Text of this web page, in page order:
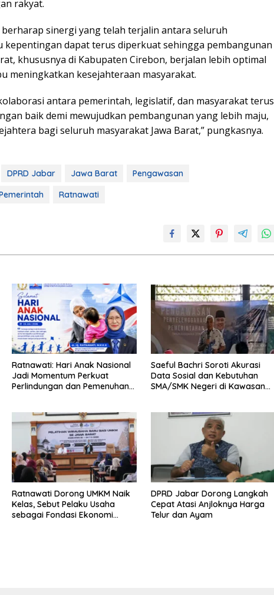
rakyat.
berharap sinergi yang telah terjalin antara seluruh
kepentingan dapat terus diperkuat sehingga pembangunan
khususnya di Kabupaten Cirebon, berjalan lebih optimal
meningkatkan kesejahteraan masyarakat.
antara pemerintah, legislatif, dan masyarakat terus
baik demi mewujudkan pembangunan yang lebih maju,
bagi seluruh masyarakat Jawa Barat,” pungkasnya.
DPRD Jabar Jawa Barat
Pengawasan
Ratnawati
Ratnawati: Hari Anak Nasional
Jadi Momentum Perkuat
Perlindungan dan Pemenuhan
Saeful Bachri Soroti Akurasi
Data Sosial dan Kebutuhan
SMA/SMK Negeri di Kawasan
Ratnawati Dorong UMKM Naik
Kelas, Sebut Pelaku Usaha
sebagai Fondasi Ekonomi
DPRD Jabar Dorong Langkah
Cepat Atasi Anjloknya Harga
Telur dan Ayam